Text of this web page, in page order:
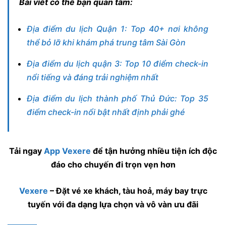
Địa điểm du lịch Quận 1: Top 40+ nơi không
thể bỏ lỡ khi khám phá trung tâm Sài Gòn
Địa điểm du lịch quận 3: Top 10 điểm check-in
nổi tiếng và đáng trải nghiệm nhất
Địa điểm du lịch thành phố Thủ Đức: Top 35
điểm check-in nổi bật nhất định phải ghé
Tải ngay App Vexere để tận hưởng nhiều tiện ích độc
đáo cho chuyến đi trọn vẹn hơn
Vexere – Đặt vé xe khách, tàu hoả, máy bay trực
tuyến với đa dạng lựa chọn và vô vàn ưu đãi